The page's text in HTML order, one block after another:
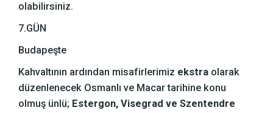
olabilirsiniz.
7.GÜN
Budapeşte
Kahvaltının ardından misafirlerimiz ekstra olarak
düzenlenecek Osmanlı ve Macar tarihine konu
olmuş ünlü; Estergon, Visegrad ve Szentendre